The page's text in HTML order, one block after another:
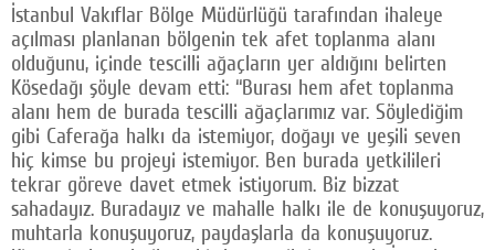
İstanbul Vakıflar Bölge Müdürlüğü tarafından ihaleye
açılması planlanan bölgenin tek afet toplanma alanı
olduğunu, içinde tescilli ağaçların yer aldığını belirten
Kösedağı şöyle devam etti: “Burası hem afet toplanma
alanı hem de burada tescilli ağaçlarımız var. Söylediğim
gibi Caferağa halkı da istemiyor, doğayı ve yeşili seven
hiç kimse bu projeyi istemiyor. Ben burada yetkilileri
tekrar göreve davet etmek istiyorum. Biz bizzat
sahadayız. Buradayız ve mahalle halkı ile de konuşuyoruz,
muhtarla konuşuyoruz, paydaşlarla da konuşuyoruz.